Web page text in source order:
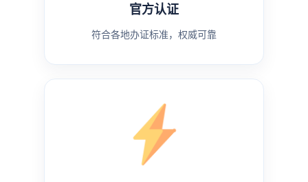
官方认证
符合各地办证标准，权威可靠